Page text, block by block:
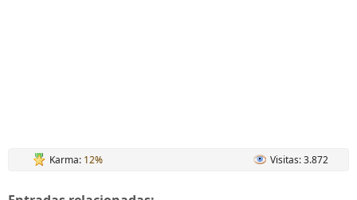
Karma: 12% Visitas: 3.872